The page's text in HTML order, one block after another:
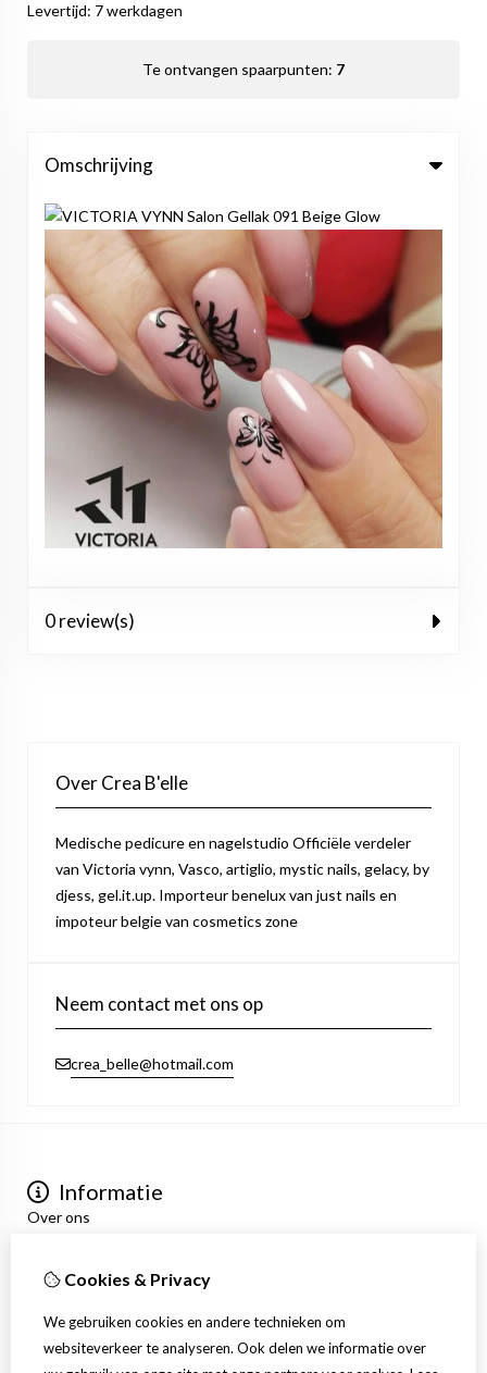
Levertijd: 7 werkdagen
Te ontvangen spaarpunten: 7
Omschrijving
0 review(s)
Over Crea B'elle
Medische pedicure en nagelstudio Officiële verdeler
van Victoria vynn, Vasco, artiglio, mystic nails, gelacy, by
djess, gel.it.up. Importeur benelux van just nails en
impoteur belgie van cosmetics zone
Neem contact met ons op
crea_belle@hotmail.com
Informatie
Over ons
Algemene voorwaarden
Mijn account
Inloggen
Bestelhistorie
Cookies & Privacy
We gebruiken cookies en andere technieken om
websiteverkeer te analyseren. Ook delen we informatie over